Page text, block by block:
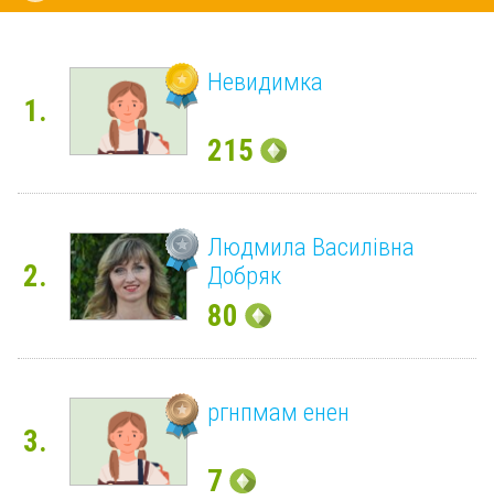
1.
Невидимка
215
2.
Людмила Василівна
Добряк
80
3.
ргнпмам енен
7